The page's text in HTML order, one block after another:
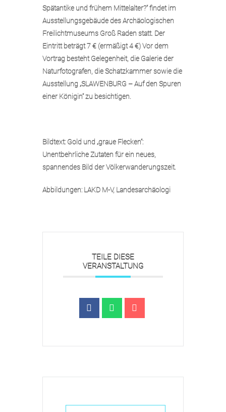
Spätantike und frühem Mittelalter?“ findet im
Ausstellungsgebäude des Archäologischen
Freilichtmuseums Groß Raden statt. Der
Eintritt beträgt 7 € (ermäßigt 4 €) Vor dem
Vortrag besteht Gelegenheit, die Galerie der
Naturfotografen, die Schatzkammer sowie die
Ausstellung „SLAWENBURG – Auf den Spuren
einer Königin“ zu besichtigen.
Bildtext: Gold und „graue Flecken“:
Unentbehrliche Zutaten für ein neues,
spannendes Bild der Völkerwanderungszeit.
Abbildungen: LAKD M-V, Landesarchäologi
TEILE DIESE
VERANSTALTUNG